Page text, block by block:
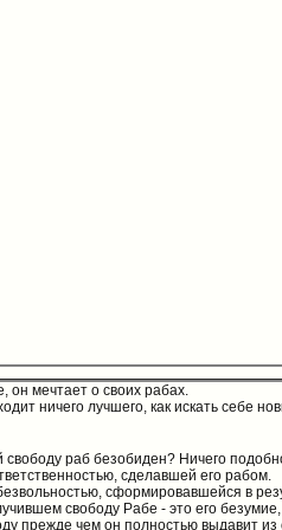
он мечтает о своих рабах.
ничего лучшего, как искать себе
раб безобиден? Ничего
сделавшей его рабом.
сформировавшейся в
свободу Рабе - это его
прежде чем он полностью выдавит из